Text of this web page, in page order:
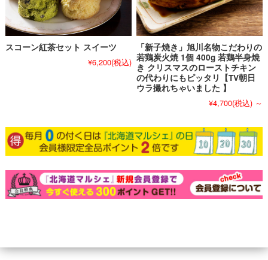
スコーン紅茶セット スイーツ
¥6,200(税込)
「新子焼き」旭川名物こだわりの
若鶏炭火焼 1個 400g 若鶏半身焼
き クリスマスのローストチキン
の代わりにもピッタリ【TV朝日
ウラ撮れちゃいました 】
¥4,700(税込) ～